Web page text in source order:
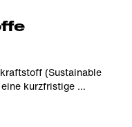
(Sustainable
kurzfristige ...